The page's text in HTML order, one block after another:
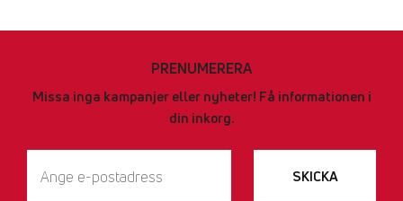
PRENUMERERA
Missa inga kampanjer eller nyheter! Få informationen i
din inkorg.
SKICKA